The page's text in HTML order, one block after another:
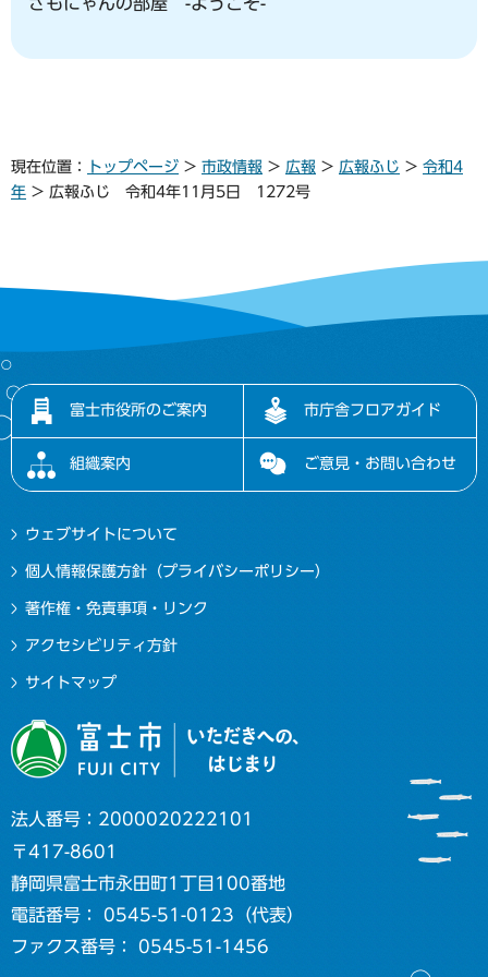
現在位置： トップページ > 市政情報 > 広報 > 広報ふじ > 令和4
年 > 広報ふじ 令和4年11月5日 1272号
富士市役所のご案内 市庁舎フロアガイド
組織案内 ご意見・お問い合わせ
ウェブサイトについて
個人情報保護方針（プライバシーポリシー）
著作権・免責事項・リンク
アクセシビリティ方針
サイトマップ
法人番号：2000020222101
〒417-8601
静岡県富士市永田町1丁目100番地
電話番号： 0545-51-0123（代表）
ファクス番号： 0545-51-1456